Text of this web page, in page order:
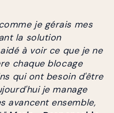
je gérais mes
la solution
à voir ce que je ne
chaque blocage
qui ont besoin d'être
je manage
avancent ensemble,